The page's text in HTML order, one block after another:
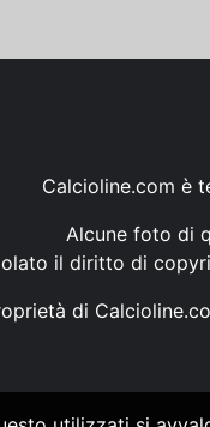
Calcioline.com è
Alcune foto di
il diritto di
di